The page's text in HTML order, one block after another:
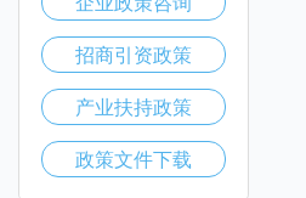
招商引资政策
产业扶持政策
政策文件下载